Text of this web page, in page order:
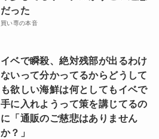
だった
買い専の本音
イベで瞬殺、絶対残部が出るわけ
ないって分かってるからどうして
も欲しい海鮮は何としてもイベで
手に入れようって策を講じてるの
に「通販のご慈悲はありません
か？」